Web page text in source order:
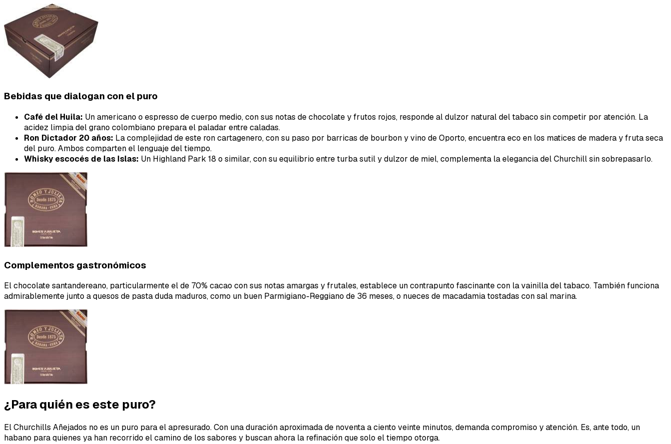
Bebidas que dialogan con el puro
Café del Huila: Un americano o espresso de cuerpo medio, con sus notas de chocolate y frutos rojos, responde al dulzor natural del tabaco sin competir por atención. La
acidez limpia del grano colombiano prepara el paladar entre caladas.
Ron Dictador 20 años: La complejidad de este ron cartagenero, con su paso por barricas de bourbon y vino de Oporto, encuentra eco en los matices de madera y fruta seca
del puro. Ambos comparten el lenguaje del tiempo.
Whisky escocés de las Islas: Un Highland Park 18 o similar, con su equilibrio entre turba sutil y dulzor de miel, complementa la elegancia del Churchill sin sobrepasarlo.
Complementos gastronómicos
El chocolate santandereano, particularmente el de 70% cacao con sus notas amargas y frutales, establece un contrapunto fascinante con la vainilla del tabaco. También funciona
admirablemente junto a quesos de pasta duda maduros, como un buen Parmigiano-Reggiano de 36 meses, o nueces de macadamia tostadas con sal marina.
¿Para quién es este puro?
El Churchills Añejados no es un puro para el apresurado. Con una duración aproximada de noventa a ciento veinte minutos, demanda compromiso y atención. Es, ante todo, un
habano para quienes ya han recorrido el camino de los sabores y buscan ahora la refinación que solo el tiempo otorga.